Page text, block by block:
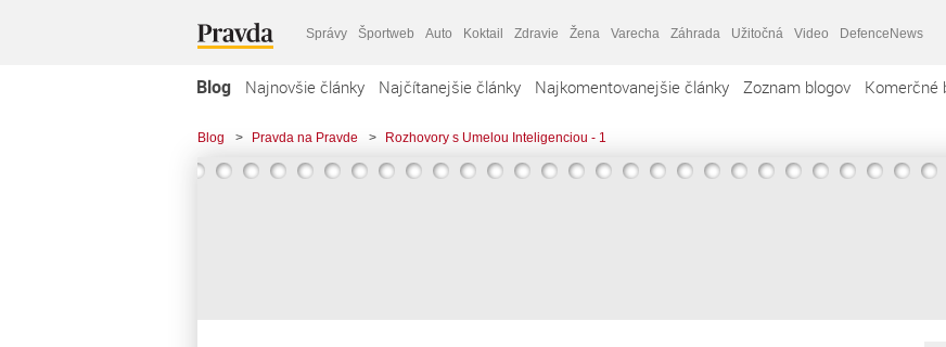
Správy Športweb Auto Koktail Zdravie Žena Varecha Záhrada Užitočná Video DefenceNews
Blog Najnovšie články Najčítanejšie články Najkomentovanejšie články Zoznam blogov Komerčné
Blog > Pravda na Pravde > Rozhovory s Umelou Inteligenciou - 1